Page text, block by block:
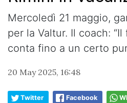
Mercoledì 21 maggio,
per la Valtur. Il coach:
conta fino a un certo
20 May 2025, 16:48
Twitter Facebook